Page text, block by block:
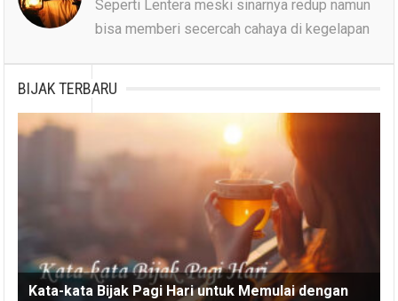
Seperti Lentera meski sinarnya redup namun
bisa memberi secercah cahaya di kegelapan
BIJAK TERBARU
Kata-kata Bijak Pagi Hari untuk Memulai dengan